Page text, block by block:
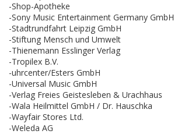
-Shop-Apotheke
-Sony Music Entertainment Germany GmbH
-Stadtrundfahrt Leipzig GmbH
-Stiftung Mensch und Umwelt
-Thienemann Esslinger Verlag
-Tropilex B.V.
-uhrcenter/Esters GmbH
-Universal Music GmbH
-Verlag Freies Geistesleben & Urachhaus
-Wala Heilmittel GmbH / Dr. Hauschka
-Wayfair Stores Ltd.
-Weleda AG